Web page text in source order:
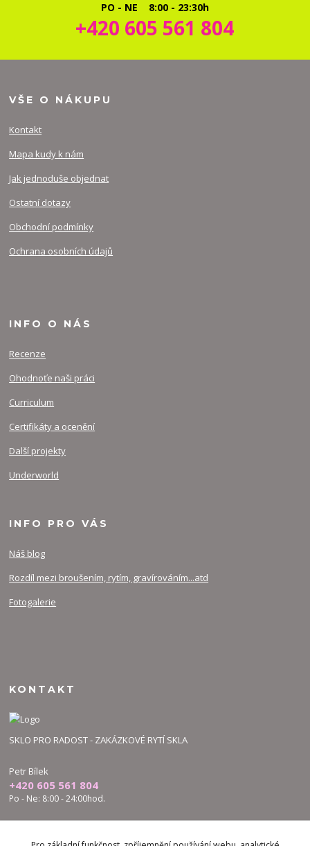
PO - NE 8:00 - 23:30h
+420 605 561 804
VŠE O NÁKUPU
Kontakt
Mapa kudy k nám
Jak jednoduše objednat
Ostatní dotazy
Obchodní podmínky
Ochrana osobních údajů
INFO O NÁS
Recenze
Ohodnoťe naši práci
Curriculum
Certifikáty a ocenění
Další projekty
Underworld
INFO PRO VÁS
Náš blog
Rozdíl mezi broušením, rytím, gravírováním...atd
Fotogalerie
KONTAKT
SKLO PRO RADOST - ZAKÁZKOVÉ RYTÍ SKLA
Petr Bílek
+420 605 561 804
Po - Ne: 8:00 - 24:00hod.
bilek.petr@skloproradost.cz